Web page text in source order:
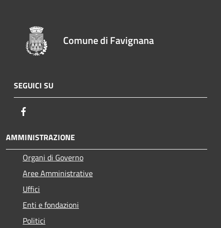
Comune di Favignana
SEGUICI SU
AMMINISTRAZIONE
Organi di Governo
Aree Amministrative
Uffici
Enti e fondazioni
Politici